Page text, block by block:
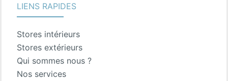
LIENS RAPIDES
Stores intérieurs
Stores extérieurs
Qui sommes nous ?
Nos services